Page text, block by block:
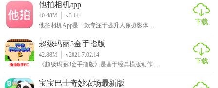
他拍相机app
40.48M
v3.14
他拍相机App是一款专注于提升人像摄影体...
下载
超级玛丽3金手指版
42.88M
v2021.7.02.14
《超级玛丽3金手指版》是基于经典横版动作...
下载
宝宝巴士奇妙农场最新版